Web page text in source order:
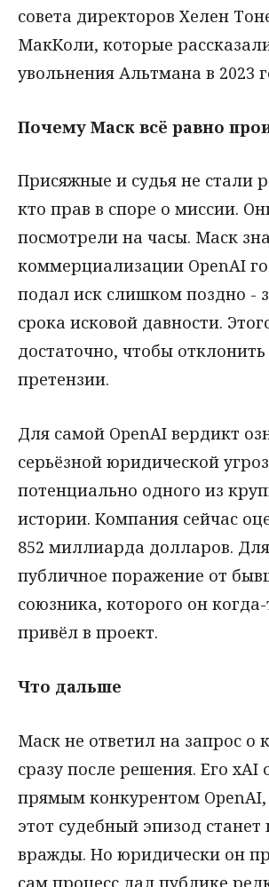
совета директоров Хелен
МакКоли, которые
увольнения Альтмана в 2023
Почему Маск всё равно
Присяжные и судья не стали
кто прав в споре о миссии.
посмотрели на часы. Маск
коммерциализации OpenAI
подал иск слишком поздно -
срока исковой давности.
достаточно, чтобы отклонить
претензии.
Для самой OpenAI вердикт
серьёзной юридической
потенциально одного из
истории. Компания сейчас
852 миллиарда долларов.
публичное поражение от
союзника, которого он
привёл в проект.
Что дальше
Маск не ответил на запрос о
сразу после решения. Его xAI
прямым конкурентом
этот судебный эпизод
вражды. Но юридически он
сам процесс дал публике